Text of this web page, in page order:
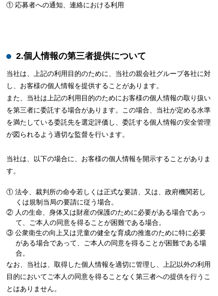
① 応募者への通知、連絡における利用
2.個人情報の第三者提供について
当社は、上記の利用目的のために、当社の親会社グループ各社に対
し、お客様の個人情報を提供することがあります。
また、当社は上記の利用目的のためにお客様の個人情報の取り扱い
を第三者に委託する場合があります。この場合、当社が定める水準
を満たしている委託先を選定評価し、委託する個人情報の安全管理
が図られるよう適切な監督を行います。
当社は、以下の場合に、お客様の個人情報を開示することがありま
す。
① 法令、裁判所の命令若しくは正式な要請、又は、政府機関若し
くは規制当局の要請に従う場合。
② 人の生命、身体又は財産の保護のために必要がある場合であっ
て、ご本人の同意を得ることが困難である場合。
③ 公衆衛生の向上又は児童の健全な育成の推進のために特に必要
がある場合であって、ご本人の同意を得ることが困難である場
合。
なお、当社は、取得した個人情報を適切に管理し、上記以外の利用
目的においてご本人の同意を得ることなく第三者への提供を行うこ
とはありません。